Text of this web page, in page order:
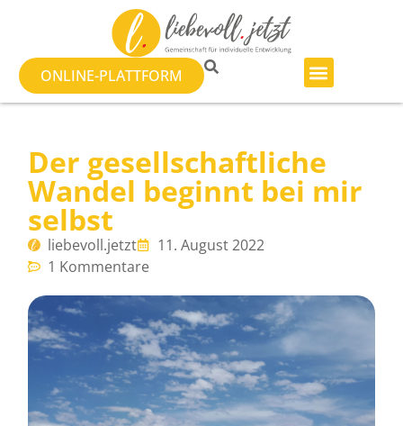
ONLINE-PLATTFORM
Der gesellschaftliche
Wandel beginnt bei mir
selbst
liebevoll.jetzt
11. August 2022
1 Kommentare